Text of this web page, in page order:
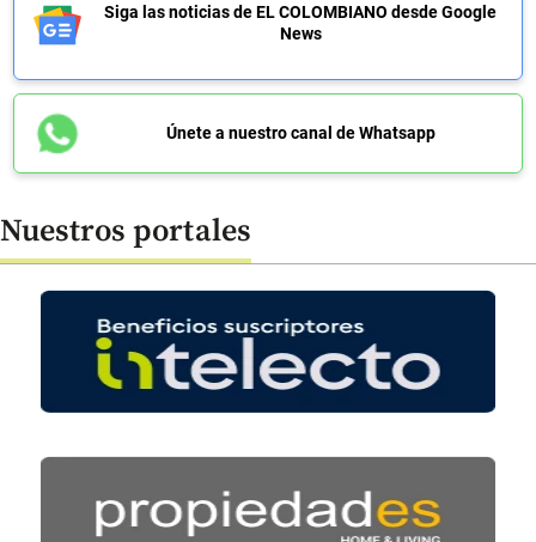
Siga las noticias de EL COLOMBIANO desde Google
News
Únete a nuestro canal de Whatsapp
Nuestros portales